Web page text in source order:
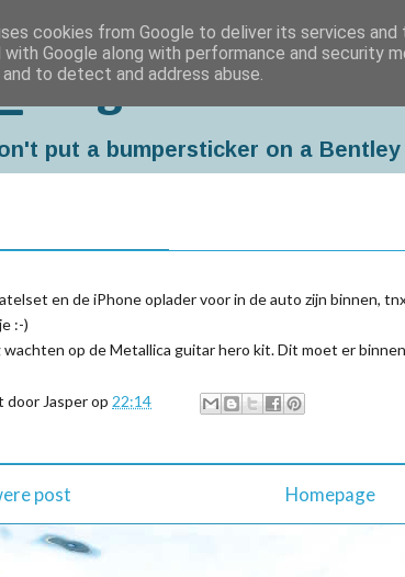
put a bumpersticker on a Bentley
en de iPhone oplader voor in de auto zijn binnen,
:-)
wachten op de Metallica guitar hero kit. Dit moet er
door Jasperop 22:14
post Homepage
cookies from Google to deliver its services
with Google along with performance and security
to detect and address abuse.